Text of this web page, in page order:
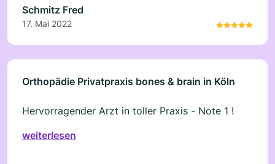
Schmitz Fred
17. Mai 2022
Orthopädie Privatpraxis bones & brain in Köln
Hervorragender Arzt in toller Praxis - Note 1 !
weiterlesen